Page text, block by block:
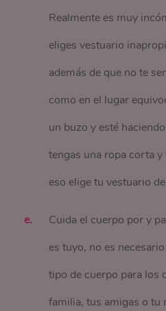
Realmente es muy
eliges vestuario
además de que no te
como en el lugar
un buzo y esté
tengas una ropa corta
eso elige tu vestuario
Cuida el cuerpo por y
es tuyo, no es
tipo de cuerpo para los
familia, tus amigas o tu